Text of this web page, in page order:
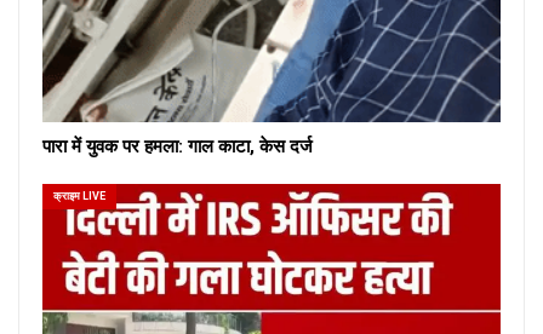
पारा में युवक पर हमला: गाल काटा, केस दर्ज
क्राइम LIVE